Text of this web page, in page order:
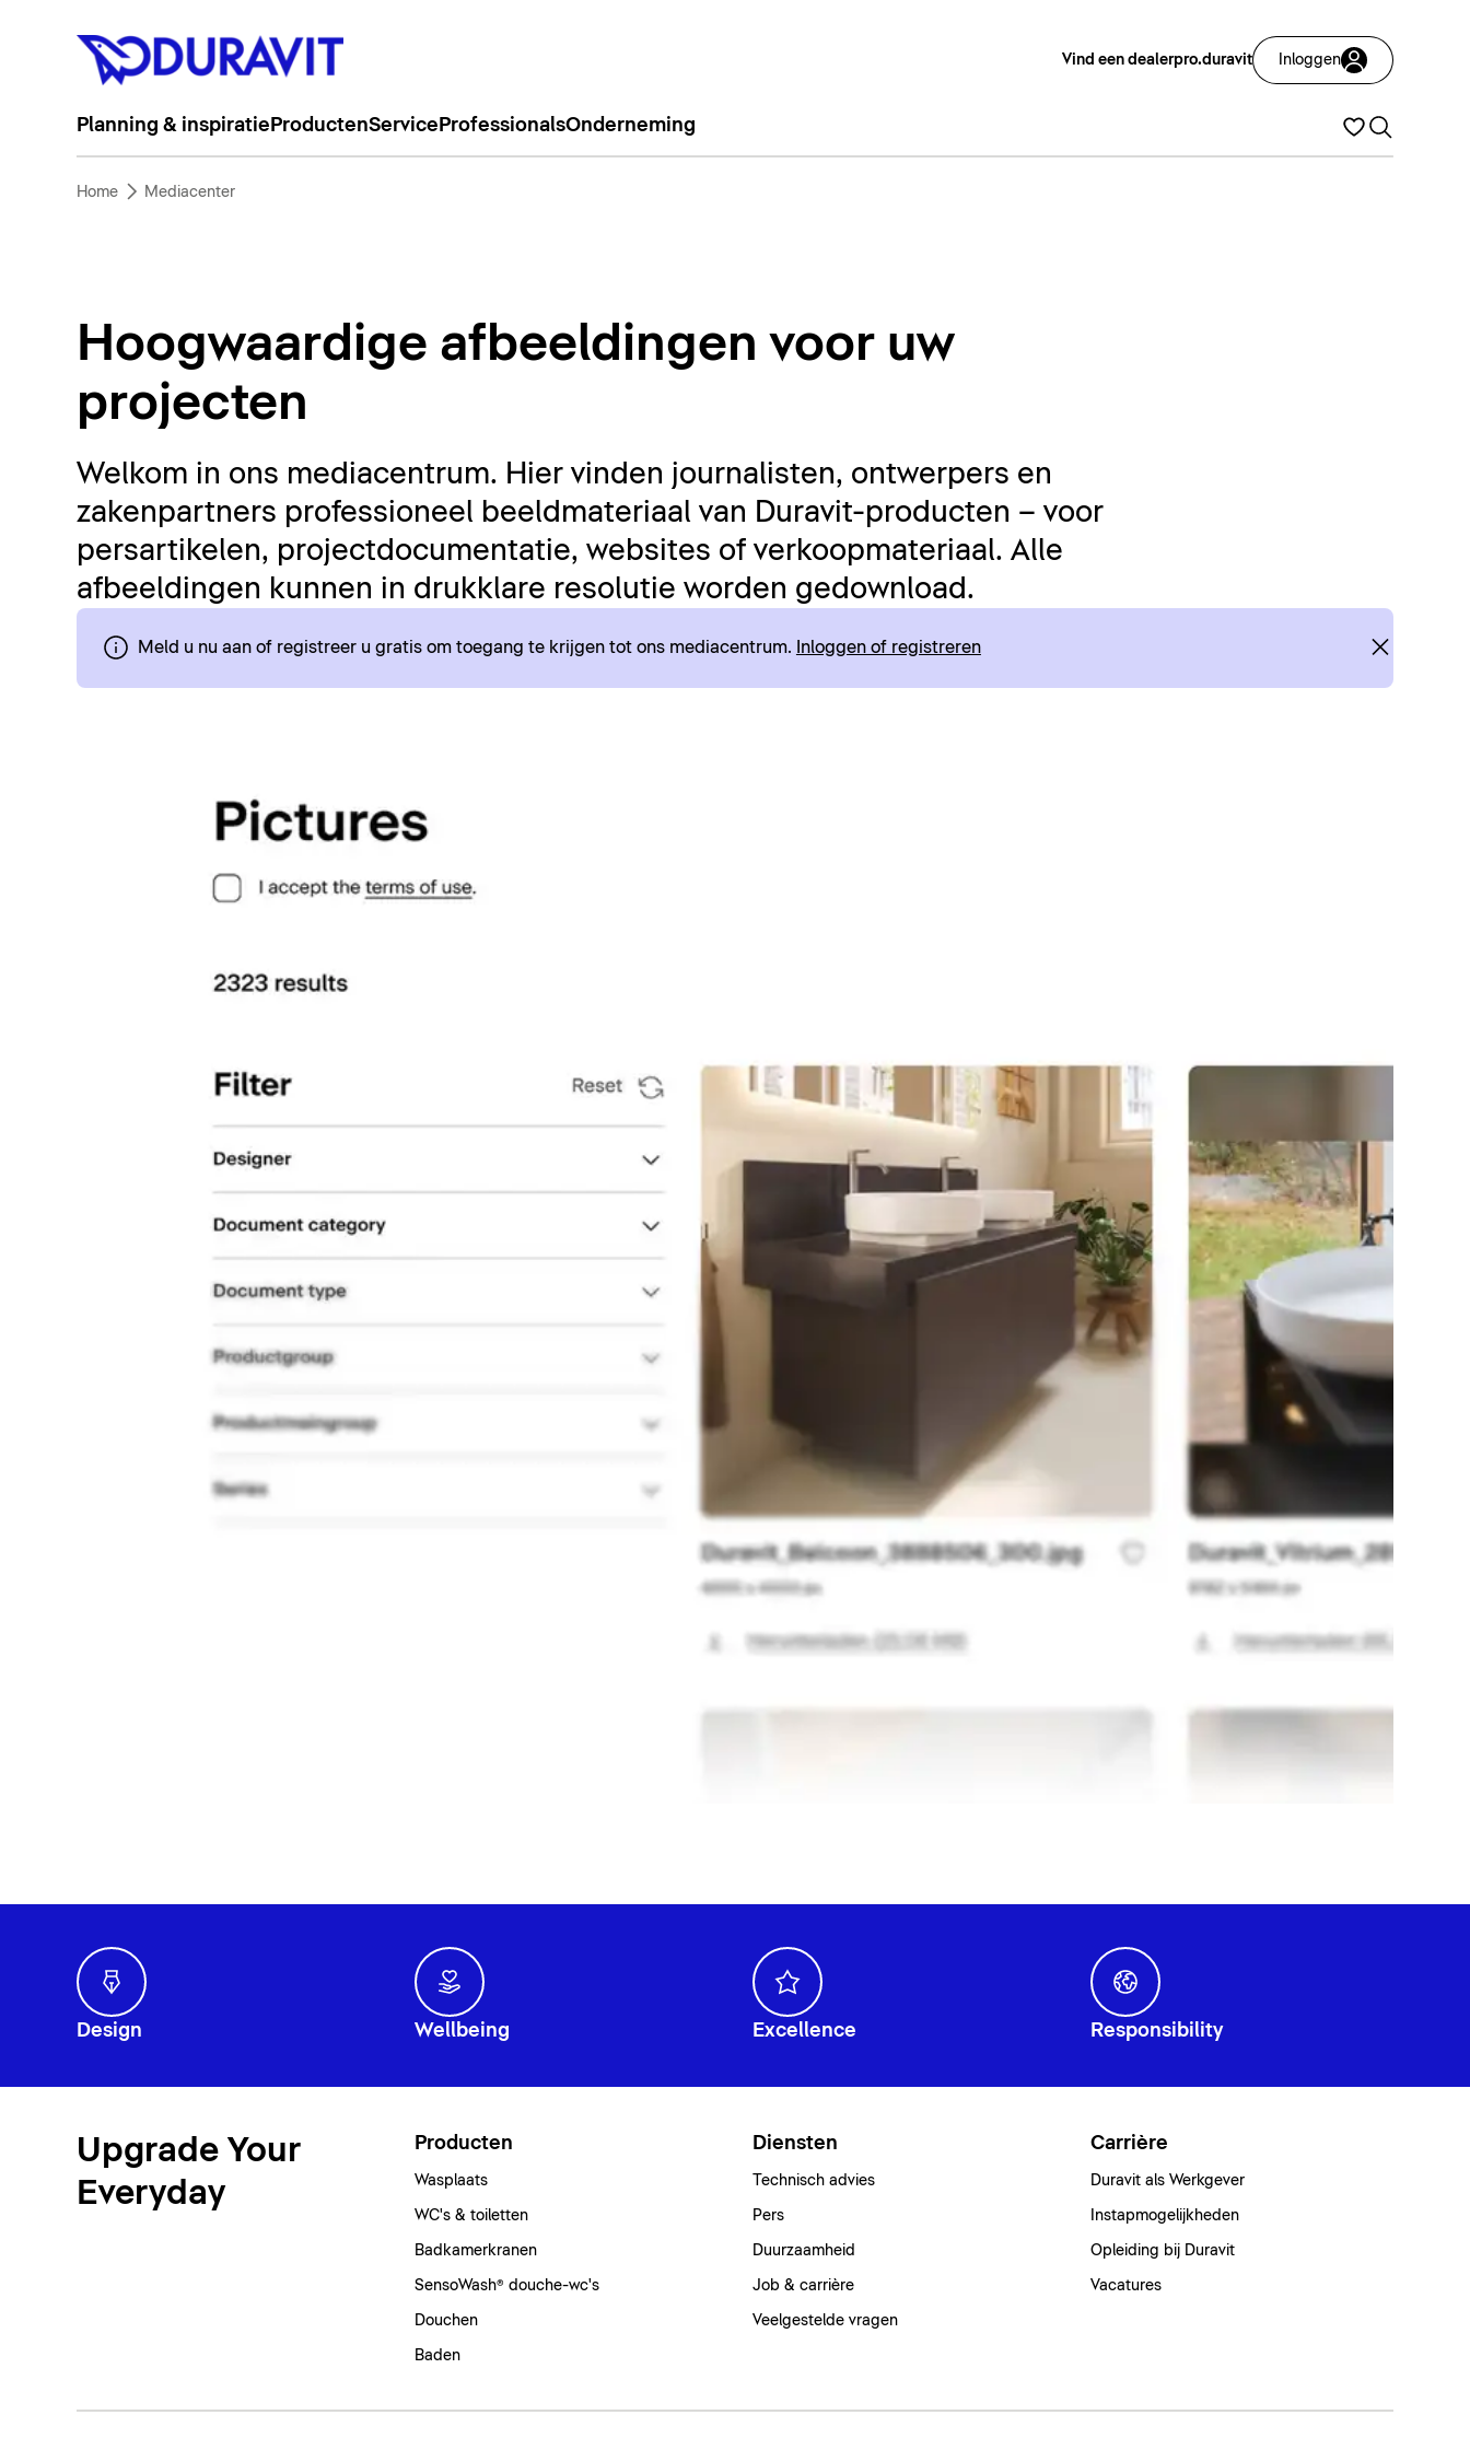
Vind een dealerpro.duravit Inloggen
Planning & inspiratie ProductenService ProfessionalsOnderneming
Home Mediacenter
Hoogwaardige afbeeldingen voor uw
projecten
Welkom in ons mediacentrum. Hier vinden journalisten, ontwerpers en
zakenpartners professioneel beeldmateriaal van Duravit-producten – voor
persartikelen, projectdocumentatie, websites of verkoopmateriaal. Alle
afbeeldingen kunnen in drukklare resolutie worden gedownload.
Meld u nu aan of registreer u gratis om toegang te krijgen tot ons mediacentrum. Inloggen of registreren
Design Wellbeing Excellence Responsibility
Upgrade Your
Everyday
Producten
Wasplaats
WC's & toiletten
Badkamerkranen
SensoWash® douche-wc's
Douchen
Baden
Diensten
Technisch advies
Pers
Duurzaamheid
Job & carrière
Veelgestelde vragen
Carrière
Duravit als Werkgever
Instapmogelijkheden
Opleiding bij Duravit
Vacatures